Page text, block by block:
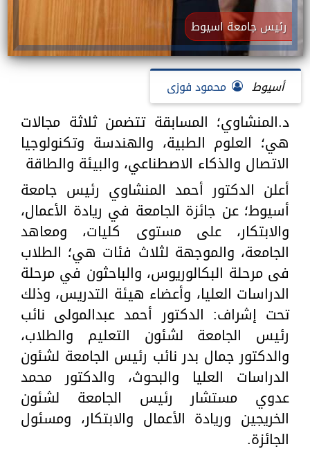
رئيس جامعة اسيوط
أسيوط محمود فوزى
د.المنشاوي؛ المسابقة تتضمن ثلاثة مجالات
هي؛ العلوم الطبية، والهندسة وتكنولوجيا
الاتصال والذكاء الاصطناعي، والبيئة والطاقة
أعلن الدكتور أحمد المنشاوي رئيس جامعة
أسيوط؛ عن جائزة الجامعة في ريادة الأعمال،
والابتكار، على مستوى كليات، ومعاهد
الجامعة، والموجهة لثلاث فئات هي؛ الطلاب
فى مرحلة البكالوريوس، والباحثون في مرحلة
الدراسات العليا، وأعضاء هيئة التدريس، وذلك
تحت إشراف: الدكتور أحمد عبدالمولى نائب
رئيس الجامعة لشئون التعليم والطلاب،
والدكتور جمال بدر نائب رئيس الجامعة لشئون
الدراسات العليا والبحوث، والدكتور محمد
عدوي مستشار رئيس الجامعة لشئون
الخريجين وريادة الأعمال والابتكار، ومسئول
الجائزة.